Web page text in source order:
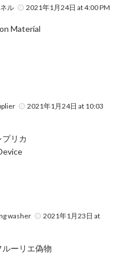
ル 2021年1月24日 at 4:00 PM
Material
2021年1月24日 at 10:03
リカ
washer
2021年1月23日 at
ーリエ偽物